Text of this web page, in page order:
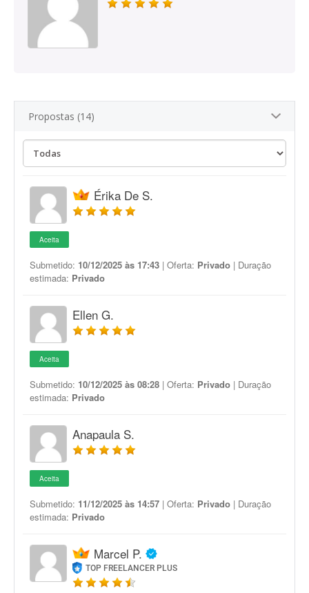
Propostas (14)
Érika De S.
Aceita
Submetido: 10/12/2025 às 17:43 | Oferta: Privado | Duração
estimada: Privado
Ellen G.
Aceita
Submetido: 10/12/2025 às 08:28 | Oferta: Privado | Duração
estimada: Privado
Anapaula S.
Aceita
Submetido: 11/12/2025 às 14:57 | Oferta: Privado | Duração
estimada: Privado
Marcel P.
TOP FREELANCER PLUS